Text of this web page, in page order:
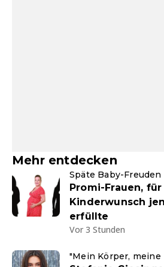
Mehr entdecken
Späte Baby-Freuden
Promi-Frauen,
Kinderwunsch
erfüllte
Vor 3 Stunden
"Mein Körper, meine